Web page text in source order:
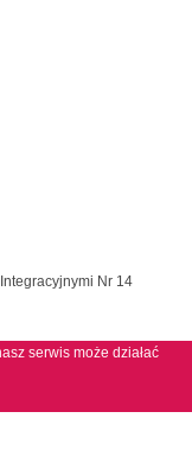
Nr 14
serwis może działać